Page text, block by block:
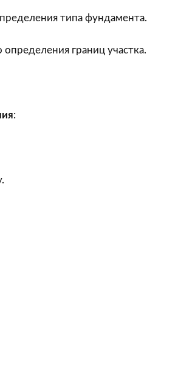
типа фундамента.
границ участка.
: